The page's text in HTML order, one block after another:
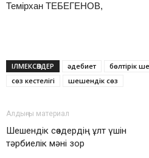
Темірхан ТЕБЕГЕНОВ,
ІЛМЕКСӨЗДЕР әдебиет бөлтірік
сөз кестелігі
шешендік сөз
Алдыңғы материал
Шешендік сөздердің ұлт үшін
тәрбиелік мәні зор